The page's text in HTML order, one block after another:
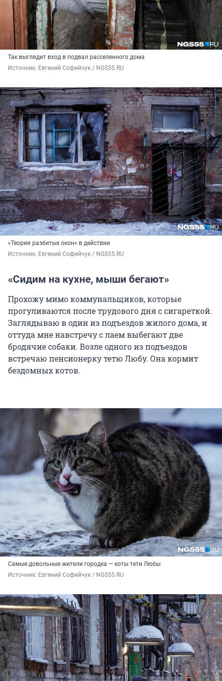
Так выглядит вход в подвал расселенного дома
Источник: Евгений Софийчук / NGS55.RU
«Теория разбитых окон» в действии
Источник: Евгений Софийчук / NGS55.RU
«Сидим на кухне, мыши бегают»
Прохожу мимо коммунальщиков, которые
прогуливаются после трудового дня с сигареткой.
Заглядываю в один из подъездов жилого дома, и
оттуда мне навстречу с лаем выбегают две
бродячие собаки. Возле одного из подъездов
встречаю пенсионерку тетю Любу. Она кормит
бездомных котов.
Самые довольные жители городка — коты тети Любы
Источник: Евгений Софийчук / NGS55.RU